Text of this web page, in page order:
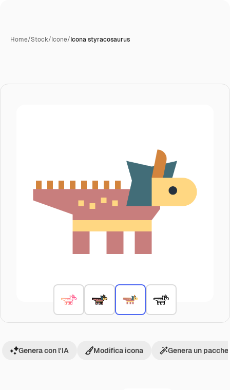
Home/Stock/Icone/Icona styracosaurus
Genera con l'IA Modifica icona Genera un